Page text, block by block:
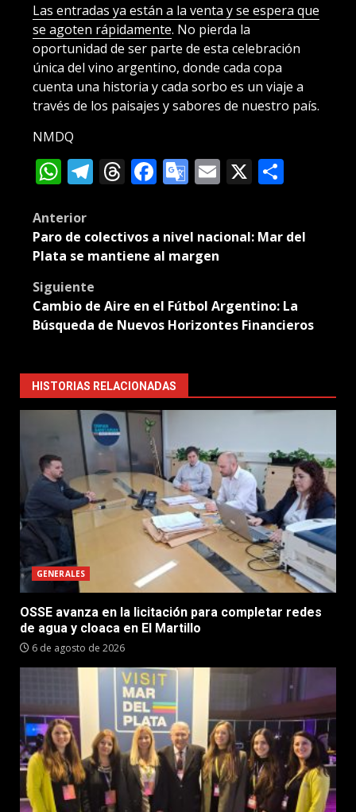
Las entradas ya están a la venta y se espera que
se agoten rápidamente. No pierda la
oportunidad de ser parte de esta celebración
única del vino argentino, donde cada copa
cuenta una historia y cada sorbo es un viaje a
través de los paisajes y sabores de nuestro país.
NMDQ
WhatsApp
Telegram
Threads
Facebook
Google
Translate
Email
X
Post
navigation
Anterior
Paro de colectivos a nivel nacional: Mar del
Plata se mantiene al margen
Siguiente
Cambio de Aire en el Fútbol Argentino: La
Búsqueda de Nuevos Horizontes Financieros
HISTORIAS RELACIONADAS
GENERALES
OSSE avanza en la licitación para completar redes
de agua y cloaca en El Martillo
6 de agosto de 2026